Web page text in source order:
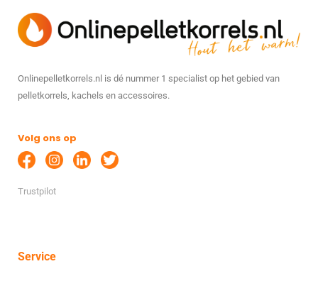
Onlinepelletkorrels.nl is dé nummer 1 specialist op het gebied van
pelletkorrels, kachels en accessoires.
Volg ons op
Trustpilot
Service